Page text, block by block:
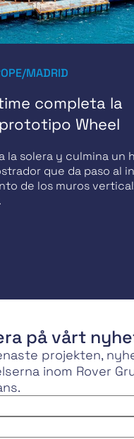
MADRID
completa la
Wheel
la solera y culmina un
que da paso al
de los muros
på vårt
projekten,
inom Rover